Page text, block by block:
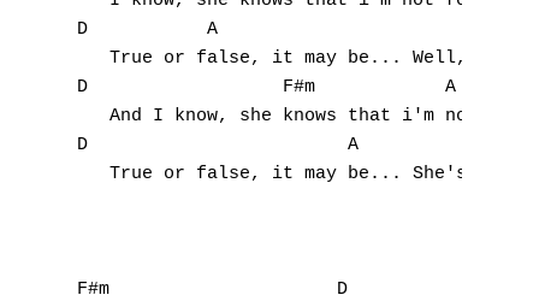
D           A
True or false, it may be... Well,
D                  F#m            A
And I know, she knows that i'm not fond
D                        A
True or false, it may be... She's still
F#m                     D